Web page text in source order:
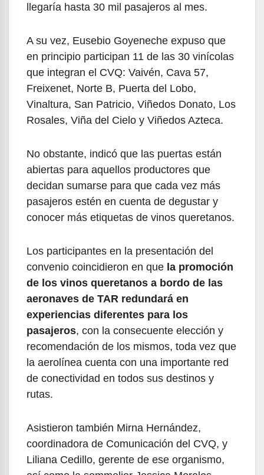
llegaría hasta 30 mil pasajeros al mes.
A su vez, Eusebio Goyeneche expuso que
en principio participan 11 de las 30 vinícolas
que integran el CVQ: Vaivén, Cava 57,
Freixenet, Norte B, Puerta del Lobo,
Vinaltura, San Patricio, Viñedos Donato, Los
Rosales, Viña del Cielo y Viñedos Azteca.
No obstante, indicó que las puertas están
abiertas para aquellos productores que
decidan sumarse para que cada vez más
pasajeros estén en cuenta de degustar y
conocer más etiquetas de vinos queretanos.
Los participantes en la presentación del
convenio coincidieron en que la promoción
de los vinos queretanos a bordo de las
aeronaves de TAR redundará en
experiencias diferentes para los
pasajeros, con la consecuente elección y
recomendación de los mismos, toda vez que
la aerolínea cuenta con una importante red
de conectividad en todos sus destinos y
rutas.
Asistieron también Mirna Hernández,
coordinadora de Comunicación del CVQ, y
Liliana Cedillo, gerente de ese organismo,